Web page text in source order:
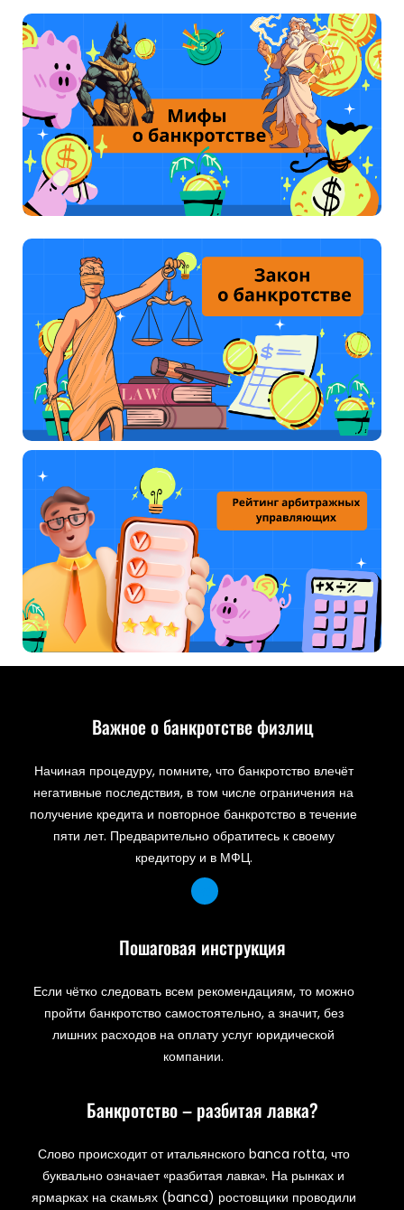
Важное о банкротстве физлиц
Начиная процедуру, помните, что банкротство влечёт
негативные последствия, в том числе ограничения на
получение кредита и повторное банкротство в течение
пяти лет. Предварительно обратитесь к своему
кредитору и в МФЦ.
Пошаговая инструкция
Если чётко следовать всем рекомендациям, то можно
пройти банкротство самостоятельно, а значит, без
лишних расходов на оплату услуг юридической
компании.
Банкротство – разбитая лавка?
Слово происходит от итальянского banca rotta, что
буквально означает «разбитая лавка». На рынках и
ярмарках на скамьях (banca) ростовщики проводили